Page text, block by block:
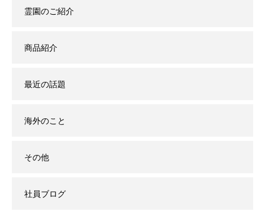
霊園のご紹介
商品紹介
最近の話題
海外のこと
その他
社員ブログ